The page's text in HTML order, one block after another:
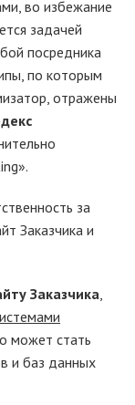
во избежание
задачей
посредника
по которым
отражены
за
Заказчика и
Заказчика,
может стать
и баз данных